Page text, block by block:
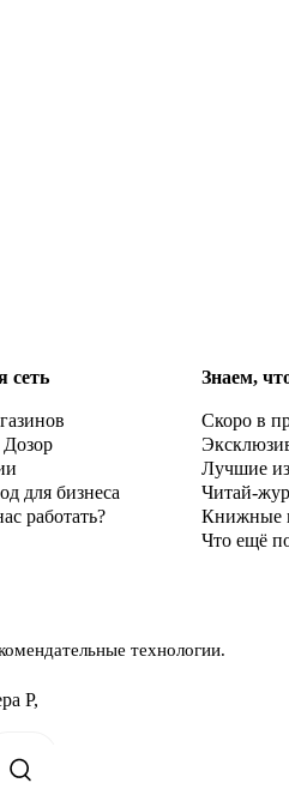
сеть
для бизнеса
работать?
Знаем,
Скоро в
Лучшие
Читай-
Книжные
Что ещё
технологии.
Р,